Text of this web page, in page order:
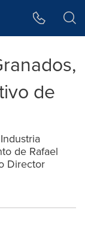
de
de Rafael
Director